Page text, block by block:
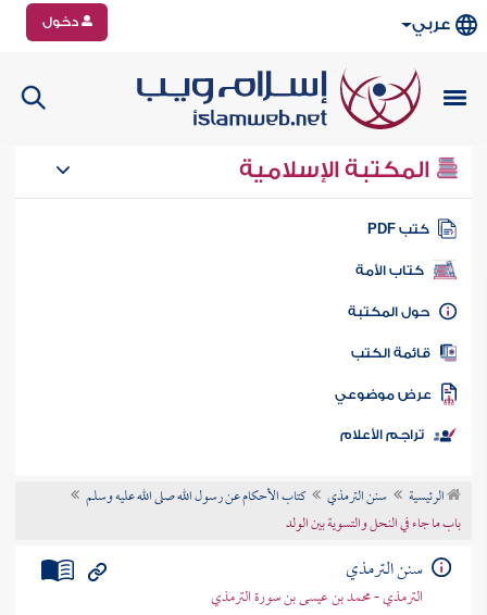
عربي دخول
المكتبة الإسلامية
كتب PDF
كتاب الأمة
المكتبة
الكتب
موضوعي
تراجم الأعلام
الرئيسية سنن الترمذي
كتاب الأحكام عن رسول الله صلى الله عليه وسلم
باب ما جاء في النحل والتسوية بين الولد
سنن الترمذي
الترمذي - محمد بن عيسى بن سورة الترمذي